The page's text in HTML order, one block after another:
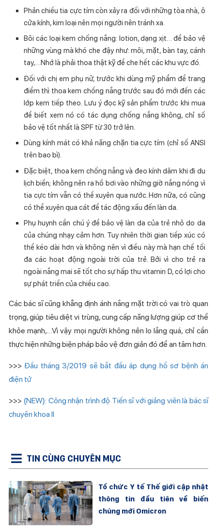
Phản chiếu tia cực tím còn xảy ra đối với những tòa nhà, ô
cửa kính, kim loại nên mọi người nên tránh xa.
Bôi các loại kem chống nắng: lotion, dạng xịt… để bảo vệ
những vùng mà khó che đậy như: môi, mặt, bàn tay, cánh
tay,…Nhớ là phải thoa thật kỹ để che hết các khu vực đó.
Đối với chị em phụ nữ, trước khi dùng mỹ phẩm để trang
điểm thì thoa kem chống nắng trước sau đó mới đến các
lớp kem tiếp theo. Lưu ý đọc kỹ sản phẩm trước khi mua
để biết xem nó có tác dụng chống nắng không, chỉ số
bảo vệ tốt nhất là SPF từ 30 trở lên.
Dùng kính mát có khả năng chặn tia cực tím (chỉ số ANSI
trên bao bì).
Đặc biệt, thoa kem chống nắng và đeo kính dâm khi đi du
lịch biển; không nên ra hồ bơi vào những giờ nắng nóng vì
tia cực tím vẫn có thể xuyên qua nước. Hơn nữa, có cũng
có thể xuyên qua cát để tác động xấu đến làn da.
Phụ huynh cần chú ý để bảo vệ làn da của trẻ nhỏ do da
của chúng nhạy cảm hơn. Tuy nhiên thời gian tiếp xúc có
thể kéo dài hơn và không nên vì điều này mà hạn chế tối
đa các hoạt động ngoài trời của trẻ. Bởi vì cho trẻ ra
ngoài nắng mai sẽ tốt cho sự hấp thu vitamin D, có lợi cho
sự phát triển của chiều cao.
Các bác sĩ cũng khẳng định ánh nắng mặt trời có vai trò quan
trọng, giúp tiêu diệt vi trùng, cung cấp năng lượng giúp cơ thể
khỏe mạnh,…Vì vậy mọi người không nên lo lắng quá, chỉ cần
thực hiện những biện pháp bảo vệ đơn giản đó để an tâm hơn.
>>> Đầu tháng 3/2019 sẽ bắt đầu áp dụng hồ sơ bệnh án
điện tử
>>> {NEW}: Công nhận trình độ Tiến sĩ với giảng viên là bác sĩ
chuyên khoa II
TIN CÙNG CHUYÊN MỤC
Tổ chức Y tế Thế giới cập nhật
thông tin đầu tiên về biến
chủng mới Omicron